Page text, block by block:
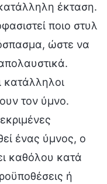
έκταση.
ποιο στυλ
ώστε να
κατάλληλοι
τον ύμνο.
ένας ύμνος, ο
καθόλου κατά
ή